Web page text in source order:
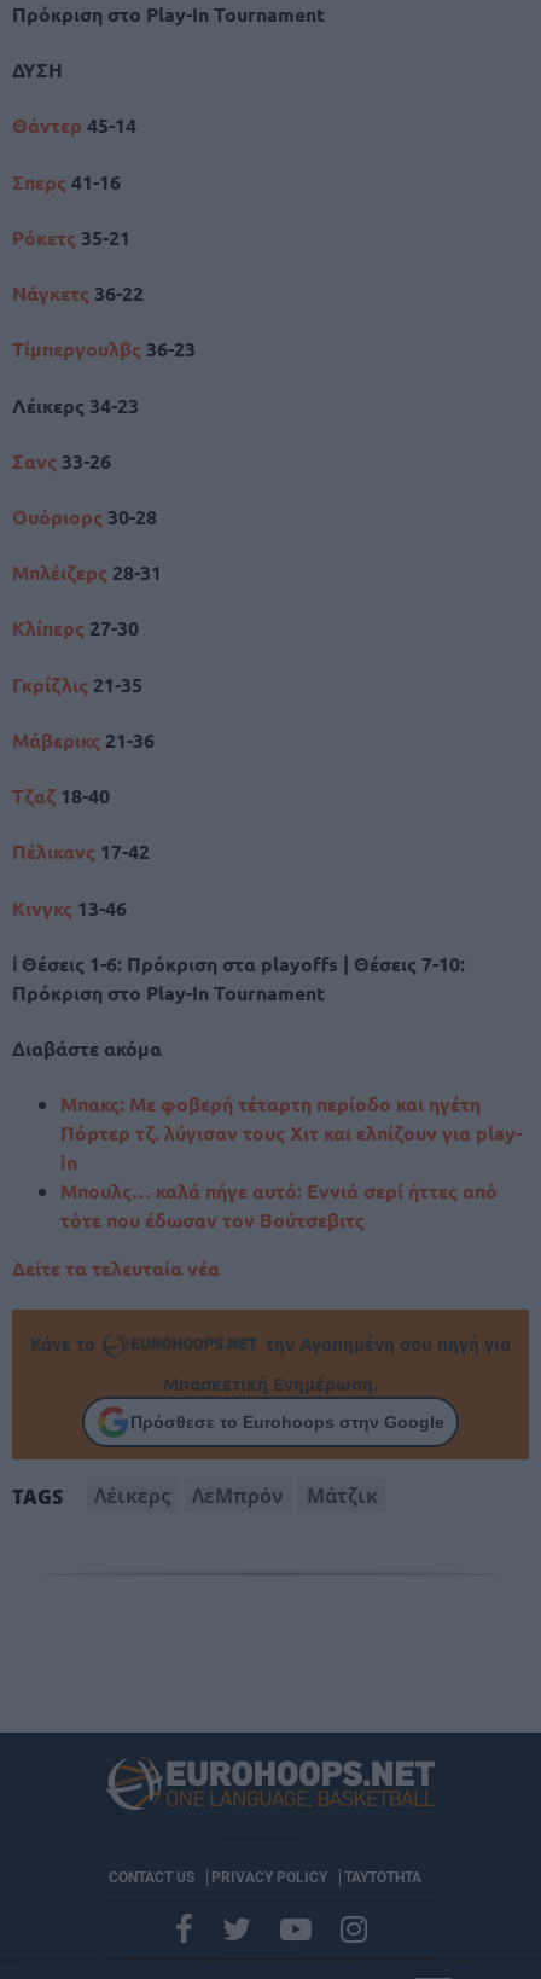
Πρόκριση στο Play-In Tournament
ΔΥΣΗ
Θάντερ 45-14
Σπερς 41-16
Ρόκετς 35-21
Νάγκετς 36-22
Τίμπεργουλβς 36-23
Λέικερς 34-23
Σανς 33-26
Ουόριορς 30-28
Μπλέιζερς 28-31
Κλίπερς 27-30
Γκρίζλις 21-35
Μάβερικς 21-36
Τζαζ 18-40
Πέλικανς 17-42
Κινγκς 13-46
ℹ Θέσεις 1-6: Πρόκριση στα playoffs | Θέσεις 7-10:
Πρόκριση στο Play-In Tournament
Διαβάστε ακόμα
Μπακς: Με φοβερή τέταρτη περίοδο και ηγέτη
Πόρτερ τζ. λύγισαν τους Χιτ και ελπίζουν για play-
in
Μπουλς… καλά πήγε αυτό: Εννιά σερί ήττες από
τότε που έδωσαν τον Βούτσεβιτς
Δείτε τα τελευταία νέα
Κάνε το
την Αγαπημένη σου πηγή για
Μπασκετική Ενημέρωση.
Πρόσθεσε το Eurohoops στην Google
TAGS Λέικερς ΛεΜπρόν Μάτζικ
CONTACT US PRIVACY POLICY ΤΑΥΤΟΤΗΤΑ